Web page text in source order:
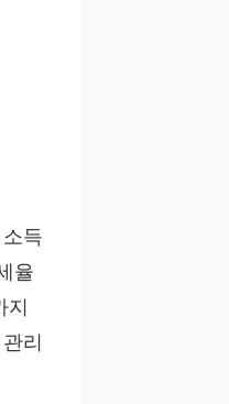
득
율
지
리